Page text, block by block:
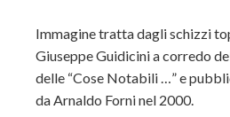
Immagine tratta dagli schizzi
Giuseppe Guidicini a corredo
delle “Cose Notabili …” e
da Arnaldo Forni nel 2000.